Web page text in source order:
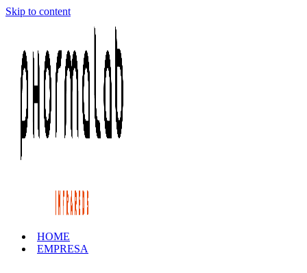
Skip to content
HOME
EMPRESA